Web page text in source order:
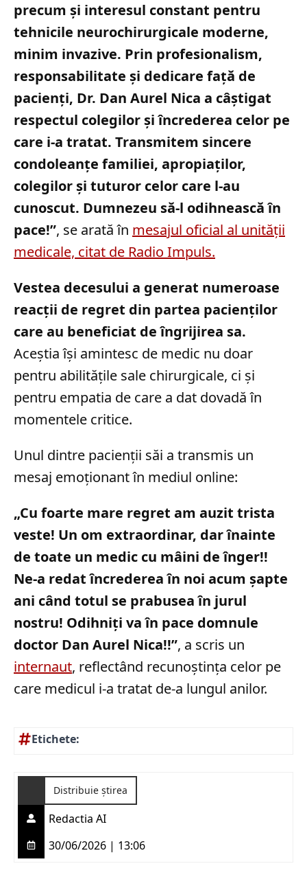
precum și interesul constant pentru
tehnicile neurochirurgicale moderne,
minim invazive. Prin profesionalism,
responsabilitate și dedicare față de
pacienți, Dr. Dan Aurel Nica a câștigat
respectul colegilor și încrederea celor pe
care i-a tratat. Transmitem sincere
condoleanțe familiei, apropiaților,
colegilor și tuturor celor care l-au
cunoscut. Dumnezeu să-l odihnească în
pace!”, se arată în mesajul oficial al unității
medicale, citat de Radio Impuls.
Vestea decesului a generat numeroase
reacții de regret din partea pacienților
care au beneficiat de îngrijirea sa.
Aceștia își amintesc de medic nu doar
pentru abilitățile sale chirurgicale, ci și
pentru empatia de care a dat dovadă în
momentele critice.
Unul dintre pacienții săi a transmis un
mesaj emoționant în mediul online:
„Cu foarte mare regret am auzit trista
veste! Un om extraordinar, dar înainte
de toate un medic cu mâini de înger!!
Ne-a redat încrederea în noi acum șapte
ani când totul se prabusea în jurul
nostru! Odihniți va în pace domnule
doctor Dan Aurel Nica!!”, a scris un
internaut, reflectând recunoștința celor pe
care medicul i-a tratat de-a lungul anilor.
Etichete:
Distribuie știrea
Redactia AI
30/06/2026 | 13:06